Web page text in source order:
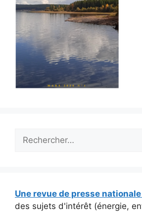
Rechercher :
Une revue de presse
des sujets d'intérêt (énergie,